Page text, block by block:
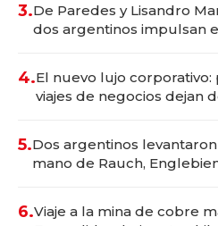
3.De Paredes y Lisandro
dos argentinos impulsan
4.El nuevo lujo
viajes de negocios dejan
5.Dos argentinos
mano de Rauch,
6.Viaje a la mina de cobre